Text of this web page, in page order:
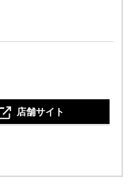
店舗サイト